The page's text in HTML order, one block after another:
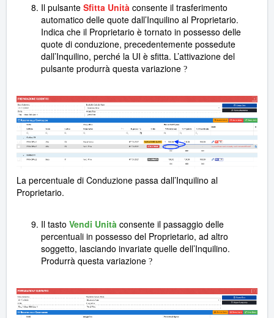
Il pulsante Sfitta Unità consente il trasferimento
automatico delle quote dall’Inquilino al Proprietario.
Indica che il Proprietario è tornato in possesso delle
quote di conduzione, precedentemente possedute
dall’Inquilino, perché la UI è sfitta. L’attivazione del
pulsante produrrà questa variazione ?
La percentuale di Conduzione passa dall’Inquilino al
Proprietario.
Il tasto Vendi Unità consente il passaggio delle
percentuali in possesso del Proprietario, ad altro
soggetto, lasciando invariate quelle dell’Inquilino.
Produrrà questa variazione ?